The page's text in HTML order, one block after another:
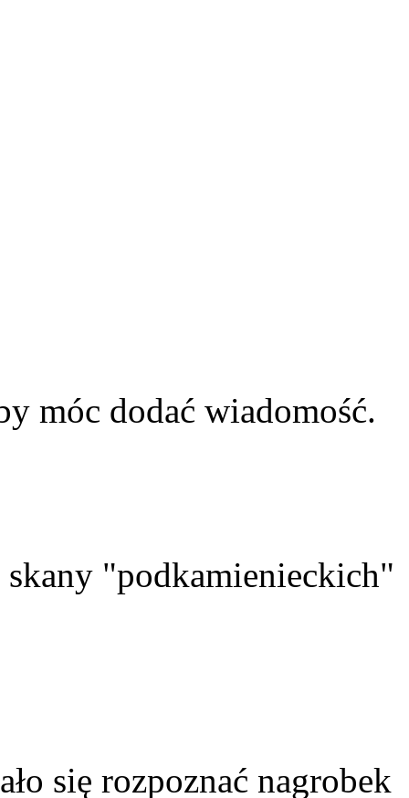
móc dodać wiadomość.
"podkamienieckich"
się rozpoznać nagrobek